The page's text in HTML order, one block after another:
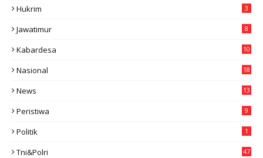
Hukrim 3
Jawatimur 8
Kabardesa
10
Nasional
18
News
13
Peristiwa 9
Politik 1
Tni&polri 47